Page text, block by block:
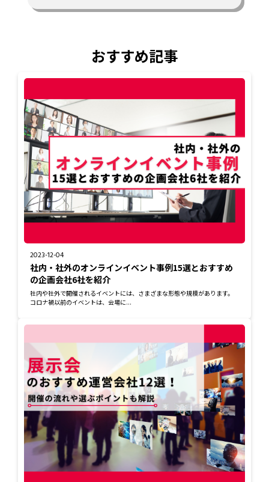
おすすめ記事
2023-12-04
社内・社外のオンラインイベント事例15選とおすすめ
の企画会社6社を紹介
社内や社外で開催されるイベントには、さまざまな形態や規模があります。
コロナ禍以前のイベントは、会場に...